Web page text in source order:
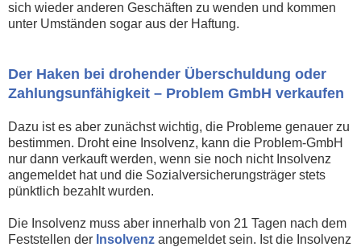
sich wieder anderen Geschäften zu wenden und kommen
unter Umständen sogar aus der Haftung.
Der Haken bei drohender Überschuldung oder
Zahlungsunfähigkeit – Problem GmbH verkaufen
Dazu ist es aber zunächst wichtig, die Probleme genauer zu
bestimmen. Droht eine Insolvenz, kann die Problem-GmbH
nur dann verkauft werden, wenn sie noch nicht Insolvenz
angemeldet hat und die Sozialversicherungsträger stets
pünktlich bezahlt wurden.
Die Insolvenz muss aber innerhalb von 21 Tagen nach dem
Feststellen der Insolvenz angemeldet sein. Ist die Insolvenz